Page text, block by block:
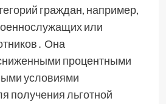
граждан, например,
или
Она
процентными
условиями
получения льготной